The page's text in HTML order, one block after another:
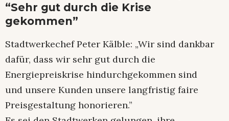
“Sehr gut durch die Krise
gekommen”
Stadtwerkechef Peter Kälble: „Wir sind dankbar
dafür, dass wir sehr gut durch die
Energiepreiskrise hindurchgekommen sind
und unsere Kunden unsere langfristig faire
Preisgestaltung honorieren.”